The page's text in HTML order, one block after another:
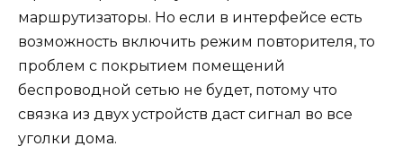
маршрутизаторы. Но если в интерфейсе есть
возможность включить режим повторителя, то
проблем с покрытием помещений
беспроводной сетью не будет, потому что
связка из двух устройств даст сигнал во все
уголки дома.